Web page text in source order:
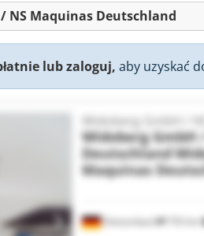
NS Maquinas Deutschland
lub zaloguj, aby uzyskać
Dietzenbach 755 km
Widoberg GmbH /
Widoberg GmbH
Deutschland
Maquinas